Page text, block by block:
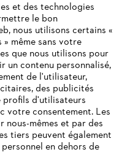
#STIHL
et des technologies
le bon
nous utilisons certains «
même sans votre
que nous utilisons pour
un contenu personnalisé,
de l'utilisateur,
des publicités
profils d'utilisateurs
votre consentement. Les
mêmes et par des
tiers peuvent également
en dehors de